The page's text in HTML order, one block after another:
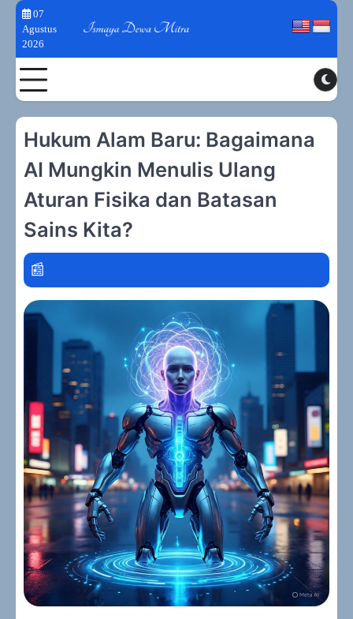
Skip
content
07
Agustus
2026
Toggle
Hukum Alam Baru: Bagaimana
AI Mungkin Menulis Ulang
Aturan Fisika dan Batasan
Sains Kita?